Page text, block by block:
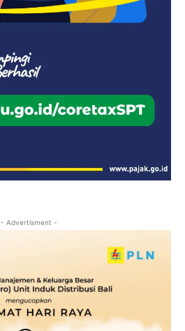
- Advertisment -